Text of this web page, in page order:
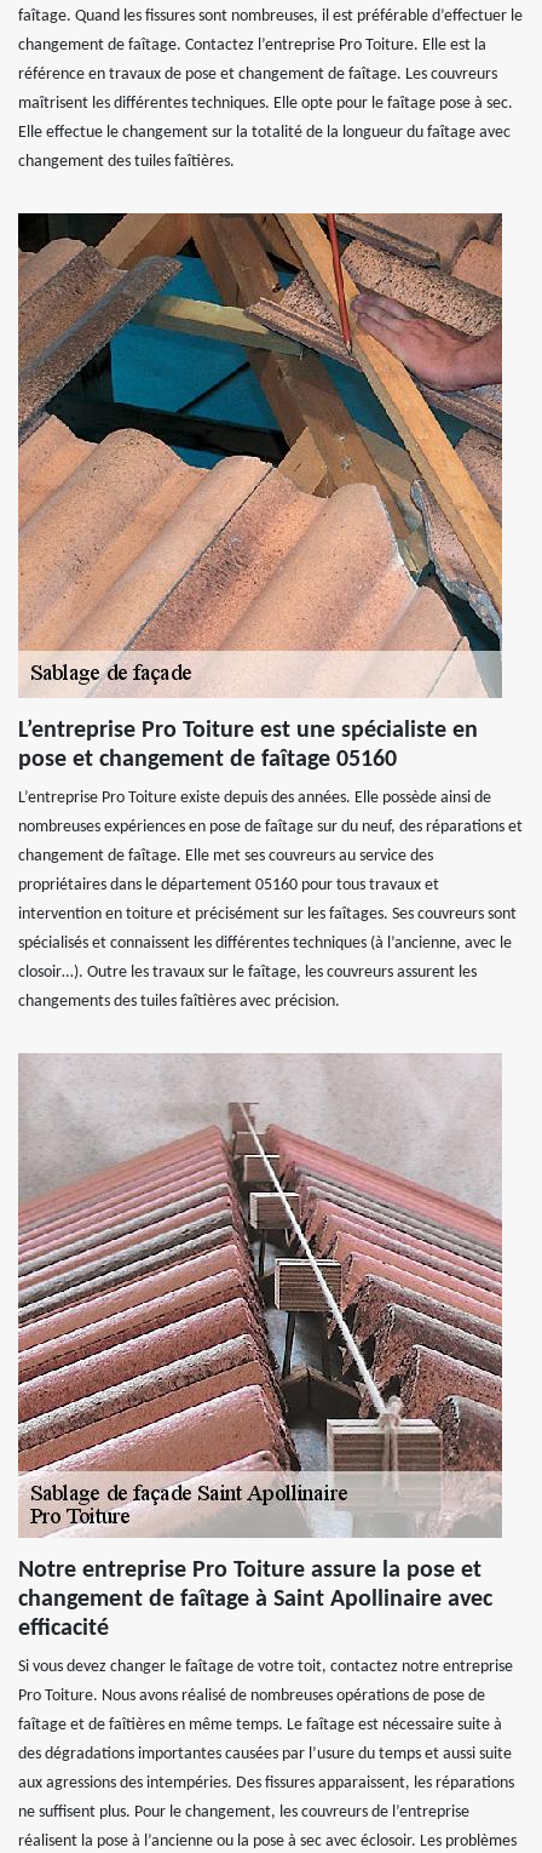
faîtage. Quand les fissures sont nombreuses, il est préférable d’effectuer le
changement de faîtage. Contactez l’entreprise Pro Toiture. Elle est la
référence en travaux de pose et changement de faîtage. Les couvreurs
maîtrisent les différentes techniques. Elle opte pour le faîtage pose à sec.
Elle effectue le changement sur la totalité de la longueur du faîtage avec
changement des tuiles faîtières.
L’entreprise Pro Toiture est une spécialiste en
pose et changement de faîtage 05160
L’entreprise Pro Toiture existe depuis des années. Elle possède ainsi de
nombreuses expériences en pose de faîtage sur du neuf, des réparations et
changement de faîtage. Elle met ses couvreurs au service des
propriétaires dans le département 05160 pour tous travaux et
intervention en toiture et précisément sur les faîtages. Ses couvreurs sont
spécialisés et connaissent les différentes techniques (à l’ancienne, avec le
closoir…). Outre les travaux sur le faîtage, les couvreurs assurent les
changements des tuiles faîtières avec précision.
Notre entreprise Pro Toiture assure la pose et
changement de faîtage à Saint Apollinaire avec
efficacité
Si vous devez changer le faîtage de votre toit, contactez notre entreprise
Pro Toiture. Nous avons réalisé de nombreuses opérations de pose de
faîtage et de faîtières en même temps. Le faîtage est nécessaire suite à
des dégradations importantes causées par l’usure du temps et aussi suite
aux agressions des intempéries. Des fissures apparaissent, les réparations
ne suffisent plus. Pour le changement, les couvreurs de l’entreprise
réalisent la pose à l’ancienne ou la pose à sec avec éclosoir. Les problèmes